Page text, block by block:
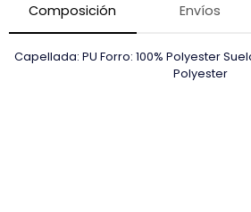
Composición Envíos
Capellada: PU Forro: 100% Polyester
Polyester